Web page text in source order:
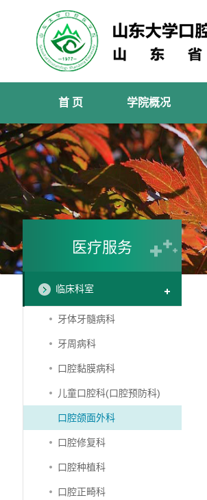
首 页 学院概况
医疗服务
临床科室
牙体牙髓病科
牙周病科
口腔黏膜病科
儿童口腔科(口腔预防科)
口腔颌面外科
口腔修复科
口腔种植科
口腔正畸科